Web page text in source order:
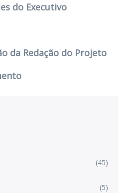
do Executivo
da Redação do Projeto
(45)
(5)